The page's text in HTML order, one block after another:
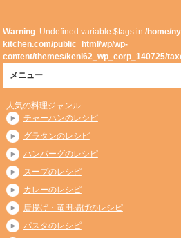
Warning: Undefined variable $tags in/home/
kitchen.com/public_html/wp/wp-
content/themes/keni62_wp_corp_140725/
メニュー
人気の料理ジャンル
チャーハンのレシピ
グラタンのレシピ
ハンバーグのレシピ
スープのレシピ
カレーのレシピ
唐揚げ・竜田揚げのレシピ
パスタのレシピ